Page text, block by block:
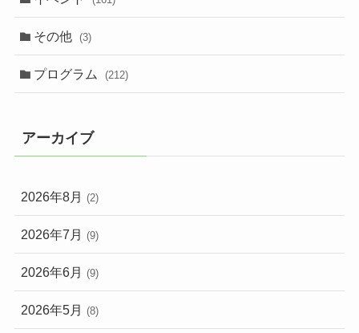
その他 (3)
プログラム (212)
アーカイブ
2026年8月 (2)
2026年7月 (9)
2026年6月 (9)
2026年5月 (8)